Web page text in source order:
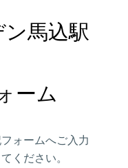
ン馬込駅
ーム
ォームへご入力
ください。